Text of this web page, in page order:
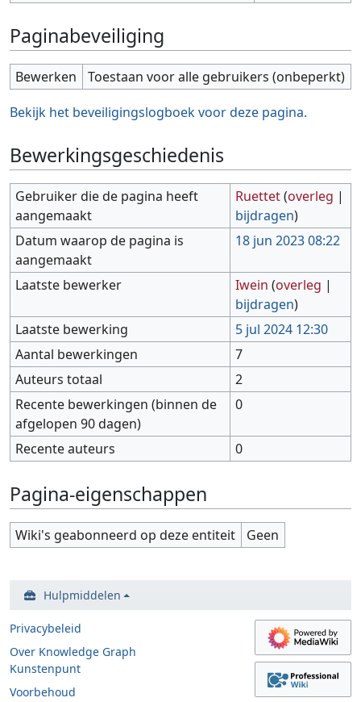
Paginabeveiliging
Bewerken
Toestaan voor alle gebruikers (onbeperkt)
Bekijk het beveiligingslogboek voor deze pagina.
Bewerkingsgeschiedenis
Gebruiker die de pagina heeft
aangemaakt
Ruettet(overleg |
bijdragen)
Datum waarop de pagina is
aangemaakt
18 jun 2023 08:22
Laatste bewerker Iwein (overleg |
bijdragen)
Laatste bewerking
5 jul 2024 12:30
Aantal bewerkingen
7
Auteurs totaal
2
Recente bewerkingen (binnen de
afgelopen 90 dagen)
0
Recente auteurs 0
Pagina-eigenschappen
Wiki's geabonneerd op deze entiteit Geen
Hulpmiddelen
Privacybeleid
Over Knowledge Graph
Kunstenpunt
Voorbehoud